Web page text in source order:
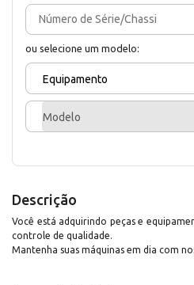
ou selecione um modelo:
Equipamento
Modelo
Descrição
Você está adquirindo peças e
controle de qualidade.
Mantenha suas máquinas em dia com